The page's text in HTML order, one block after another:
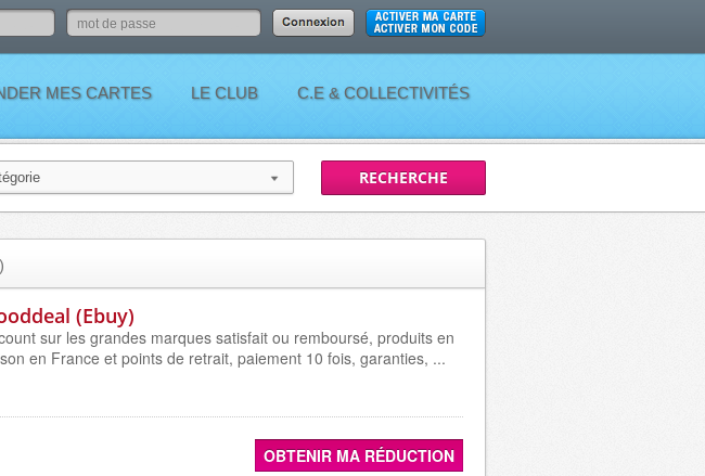
MES CARTES LE CLUB C.E & COLLECTIVITÉS
(Ebuy)
sur les grandes marques satisfait ou remboursé, produits en
en France et points de retrait, paiement 10 fois, garanties, ...
OBTENIR MA RÉDUCTION